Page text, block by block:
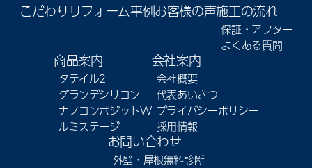
こだわり リフォーム事例お客様の声施工の流れ
保証・アフター
よくある質問
商品案内
タテイル2
グランデシリコン
ナノコンポジットW
ルミステージ
会社案内
会社概要
代表あいさつ
プライバシーポリシー
採用情報
お問い合わせ
外壁・屋根無料診断